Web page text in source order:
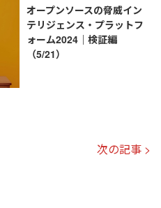
オープンソースの脅威イン
テリジェンス・プラットフ
ォーム2024｜検証編
（5/21）
次の記事 >